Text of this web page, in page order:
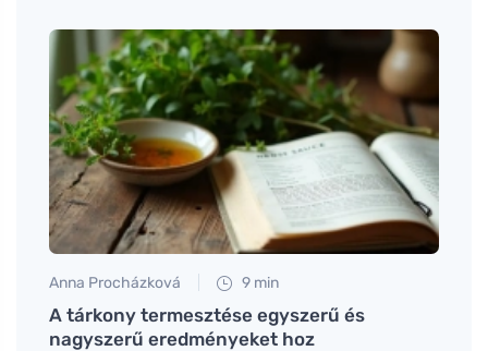
Anna Procházková 9 min
A tárkony termesztése egyszerű és
nagyszerű eredményeket hoz